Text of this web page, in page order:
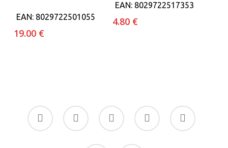
EAN: 8029722501055
19.00 €
EAN: 8029722517353
4.80 €
facebook
google-
plus
instagram whatsapp tiktok